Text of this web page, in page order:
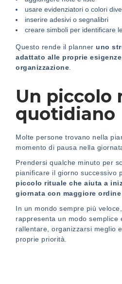
usare evidenziatori o colori
inserire adesivi o segnalibri
creare simboli per identificare
Questo rende il planneruno
adattato alle proprie
organizzazione.
Un piccolo
quotidiano
Molte persone trovano nella
momento di pausa nella
Prendersi qualche minuto per
pianificare il giorno successivo
piccolo rituale che aiuta a
giornata con maggiore
In un mondo sempre più
rappresenta un modo semplice
rallentare, organizzarsi meglio
proprie priorità.